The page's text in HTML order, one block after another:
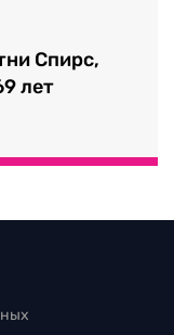
Спирс,
лет